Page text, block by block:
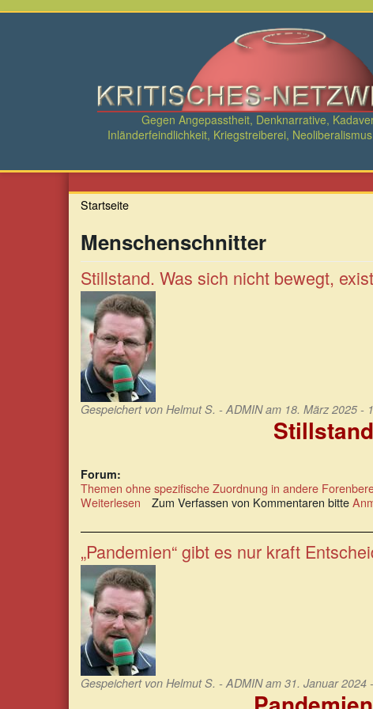
Direkt
Gegen Angepasstheit, Denknarrative,
Inländerfeindlichkeit, Kriegstreiberei,
Startseite
Menschenschnitter
Stillstand. Was sich nicht bewegt,
Gespeichert von Helmut S. - ADMINam 18. März 2025 -
Forum:
Themen ohne spezifische Zuordnung in andere
Weiterlesen über
Was
sich
nicht
bewegt,
existiert
nicht.
Zum Verfassen von Kommentaren bitte
„Pandemien“ gibt es nur kraft
Gespeichert von Helmut S. - ADMINam 31. Januar 2024